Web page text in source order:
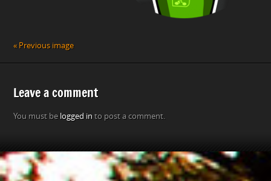
« Previous image
Leave a comment
You must be logged in to post a comment.